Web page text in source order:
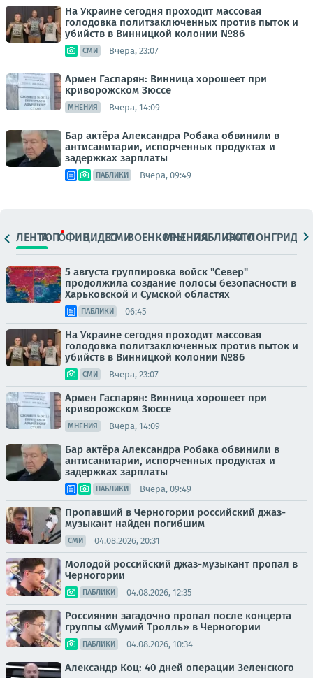
На Украине сегодня проходит массовая
голодовка политзаключенных против пыток и
убийств в Винницкой колонии №86
СМИ Вчера, 23:07
Армен Гаспарян: Винница хорошеет при
криворожском Зюссе
МНЕНИЯ Вчера, 14:09
Бар актёра Александра Робака обвинили в
антисанитарии, испорченных продуктах и
задержках зарплаты
ПАБЛИКИ Вчера, 09:49
ЛЕНТАТОПОФИЦ.ВИДЕОСМИВОЕНКОРЫМНЕНИЯПАБЛИКИ
ФОТОЛОНГРИДЫ
5 августа группировка войск "Север"
продолжила создание полосы безопасности в
Харьковской и Сумской областях
ПАБЛИКИ 06:45
На Украине сегодня проходит массовая
голодовка политзаключенных против пыток и
убийств в Винницкой колонии №86
СМИ Вчера, 23:07
Армен Гаспарян: Винница хорошеет при
криворожском Зюссе
МНЕНИЯ Вчера, 14:09
Бар актёра Александра Робака обвинили в
антисанитарии, испорченных продуктах и
задержках зарплаты
ПАБЛИКИ Вчера, 09:49
Пропавший в Черногории российский джаз-
музыкант найден погибшим
СМИ 04.08.2026, 20:31
Молодой российский джаз-музыкант пропал в
Черногории
ПАБЛИКИ 04.08.2026, 12:35
Россиянин загадочно пропал после концерта
группы «Мумий Тролль» в Черногории
ПАБЛИКИ 04.08.2026, 10:34
Александр Коц: 40 дней операции Зеленского